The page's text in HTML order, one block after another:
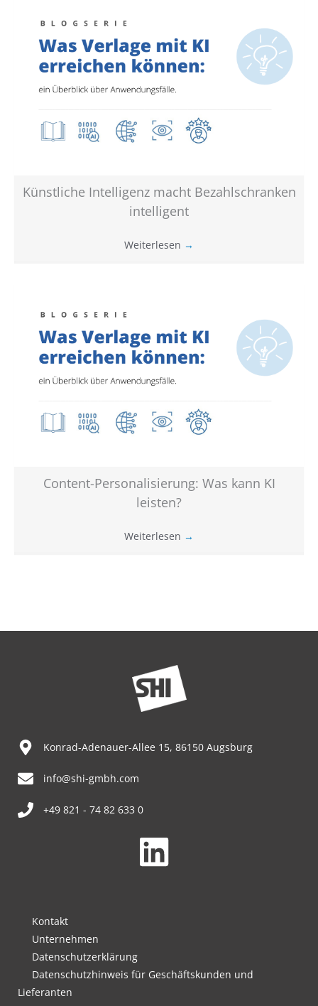
Künstliche Intelligenz macht Bezahlschranken
intelligent
Weiterlesen →
Content-Personalisierung: Was kann KI
leisten?
Weiterlesen →
Konrad-Adenauer-Allee 15, 86150 Augsburg
info@shi-gmbh.com
+49 821 - 74 82 633 0
Kontakt
Unternehmen
Datenschutzerklärung
Datenschutzhinweis für Geschäftskunden und
Lieferanten